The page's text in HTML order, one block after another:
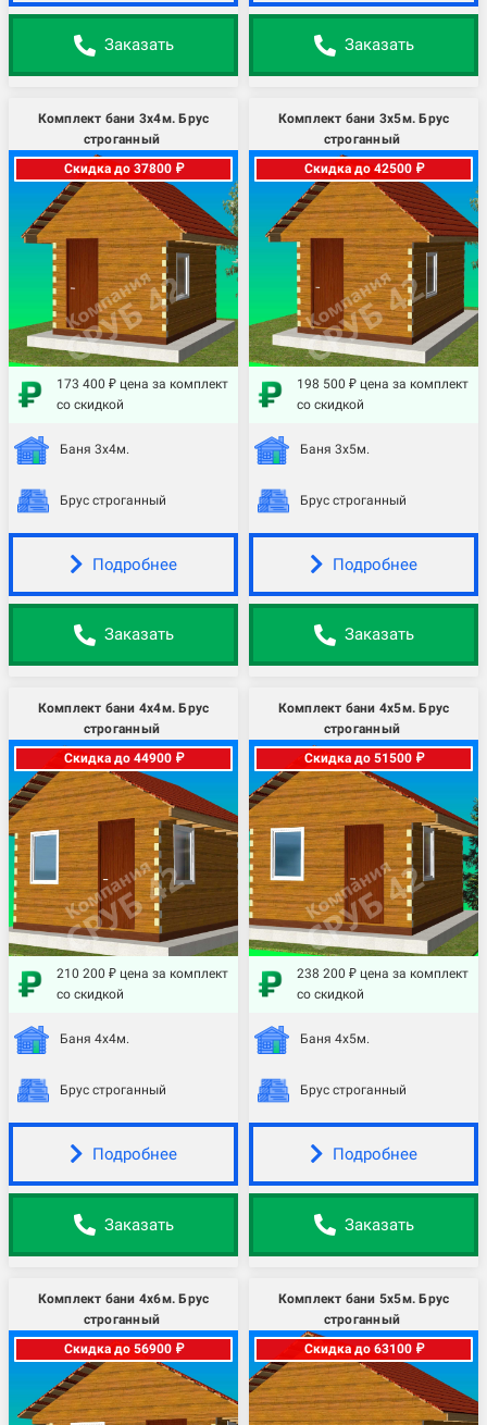
Заказать Заказать
Комплект бани 3х4м. Брус
строганный
Скидка до 37800 ₽
173 400 ₽ цена за комплект
со скидкой
Баня 3х4м.
Брус строганный
Подробнее
Заказать
Комплект бани 3х5м. Брус
строганный
Скидка до 42500 ₽
198 500 ₽ цена за комплект
со скидкой
Баня 3х5м.
Брус строганный
Подробнее
Заказать
Комплект бани 4х4м. Брус
строганный
Скидка до 44900 ₽
210 200 ₽ цена за комплект
со скидкой
Баня 4х4м.
Брус строганный
Подробнее
Заказать
Комплект бани 4х5м. Брус
строганный
Скидка до 51500 ₽
238 200 ₽ цена за комплект
со скидкой
Баня 4х5м.
Брус строганный
Подробнее
Заказать
Комплект бани 4х6м. Брус
строганный
Скидка до 56900 ₽
Комплект бани 5х5м. Брус
строганный
Скидка до 63100 ₽